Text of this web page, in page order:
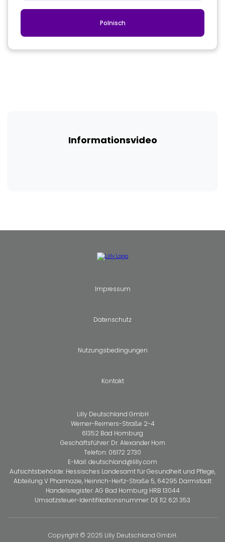
Polnisch
Informationsvideo
Impressum
Datenschutz
Nutzungsbedingungen
Kontakt
Lilly Deutschland GmbH
Werner-Reimers-Straße 2-4
61352 Bad Homburg
Geschäftsführer: Dr. Alexander Horn
Telefon: 06172 2730
E-Mail:deutschland@lilly.com
Aufsichtsbehörde: Hessisches Landesamt für Gesundheit und Pflege,
Abteilung V Pharmazie, Heinrich-Hertz-Straße 5, 64295 Darmstadt
Handelsregister: AG Bad Homburg HRB 13044
Umsatzsteuer-Identifikationsnummer: DE 112 621 353
Copyright © 2025 Lilly Deutschland GmbH.